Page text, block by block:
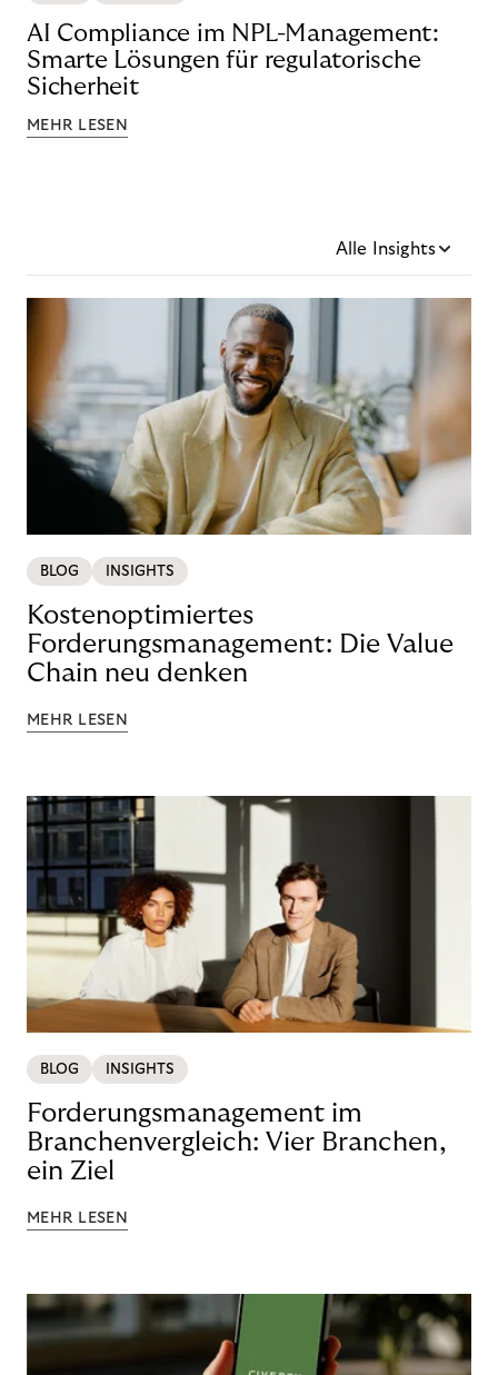
AI Compliance im NPL-Management:
Smarte Lösungen für regulatorische
Sicherheit
MEHR LESEN
Alle Insights
BLOG INSIGHTS
Kostenoptimiertes
Forderungsmanagement: Die Value
Chain neu denken
MEHR LESEN
BLOG INSIGHTS
Forderungsmanagement im
Branchenvergleich: Vier Branchen,
ein Ziel
MEHR LESEN